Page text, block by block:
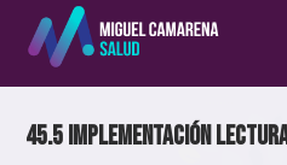
45.5 Implementación